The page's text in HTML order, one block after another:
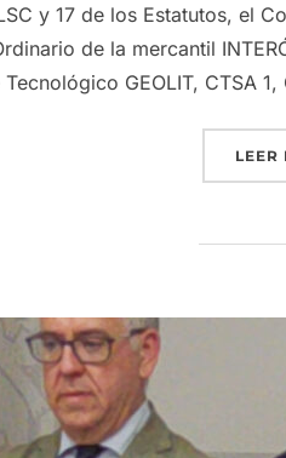
y 17 de los Estatutos, el
de la mercantil
GEOLIT, CTSA
LEER